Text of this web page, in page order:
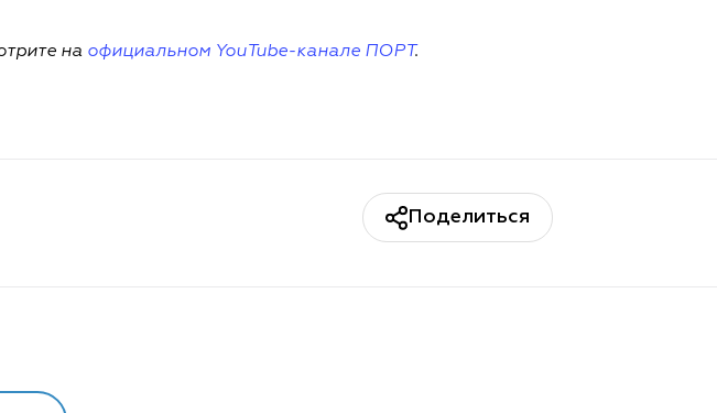
на официальном YouTube-канале ПОРТ.
Поделиться